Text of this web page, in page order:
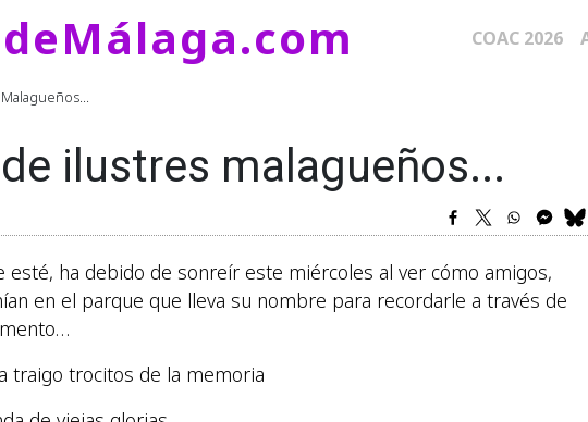
COAC 2026
ilustres malagueños...
esté, ha debido de sonreír este miércoles al ver cómo amigos,
en el parque que lleva su nombre para recordarle a través de
traigo trocitos de la memoria